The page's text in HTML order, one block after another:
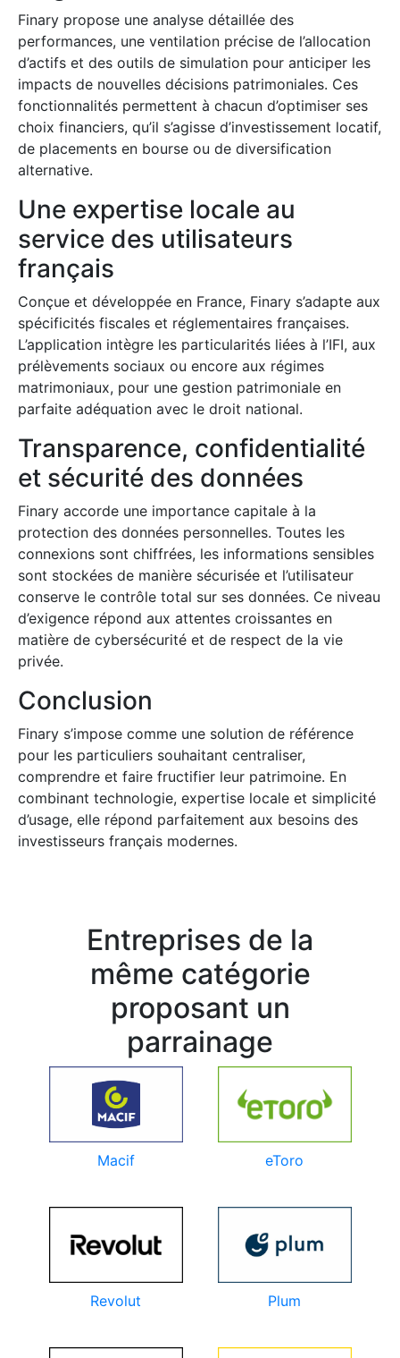
Finary propose une analyse détaillée des
performances, une ventilation précise de l’allocation
d’actifs et des outils de simulation pour anticiper les
impacts de nouvelles décisions patrimoniales. Ces
fonctionnalités permettent à chacun d’optimiser ses
choix financiers, qu’il s’agisse d’investissement locatif,
de placements en bourse ou de diversification
alternative.
Une expertise locale au
service des utilisateurs
français
Conçue et développée en France, Finary s’adapte aux
spécificités fiscales et réglementaires françaises.
L’application intègre les particularités liées à l’IFI, aux
prélèvements sociaux ou encore aux régimes
matrimoniaux, pour une gestion patrimoniale en
parfaite adéquation avec le droit national.
Transparence, confidentialité
et sécurité des données
Finary accorde une importance capitale à la
protection des données personnelles. Toutes les
connexions sont chiffrées, les informations sensibles
sont stockées de manière sécurisée et l’utilisateur
conserve le contrôle total sur ses données. Ce niveau
d’exigence répond aux attentes croissantes en
matière de cybersécurité et de respect de la vie
privée.
Conclusion
Finary s’impose comme une solution de référence
pour les particuliers souhaitant centraliser,
comprendre et faire fructifier leur patrimoine. En
combinant technologie, expertise locale et simplicité
d’usage, elle répond parfaitement aux besoins des
investisseurs français modernes.
Entreprises de la
même catégorie
proposant un
parrainage
Macif eToro
Revolut Plum